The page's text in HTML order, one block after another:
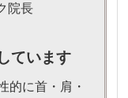
院長
ています
的に首・肩・